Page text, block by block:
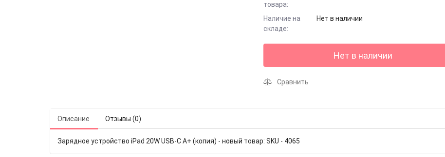
товара:
Наличие на
складе:
Нет в наличии
Нет в наличии
Сравнить
Описание Отзывы (0)
Зарядное устройство iPad 20W USB-C A+ (копия) - новый товар: SKU - 4065